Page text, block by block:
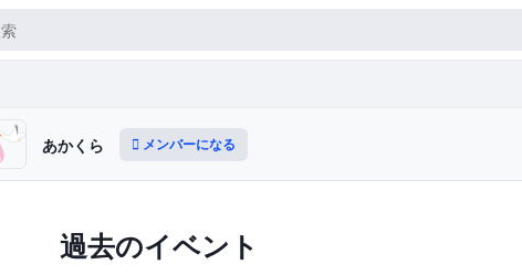
あかくら メンバーになる
過去のイベント